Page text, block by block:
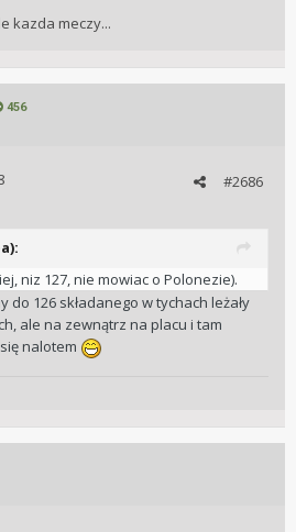
kazda meczy...
456
#2686
niz 127, nie mowiac o Polonezie).
do 126 składanego w tychach leżały
ale na zewnątrz na placu i tam
nalotem